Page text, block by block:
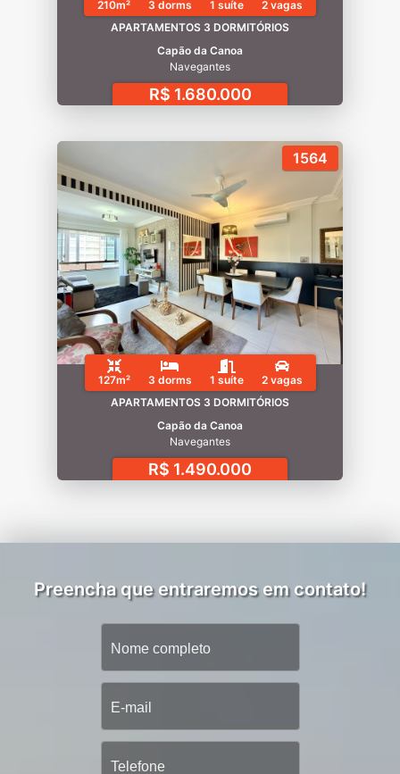
210m² 3 dorms 1 suíte
2 vagas
APARTAMENTOS 3 DORMITÓRIOS
Capão da Canoa
Navegantes
R$ 1.680.000
1564
127m² 3 dorms 1 suíte
2 vagas
APARTAMENTOS 3 DORMITÓRIOS
Capão da Canoa
Navegantes
R$ 1.490.000
Preencha que entraremos em contato!